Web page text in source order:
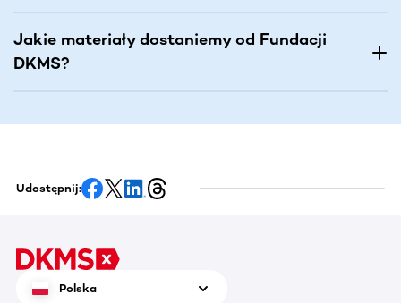
Jakie materiały dostaniemy od Fundacji
DKMS?
Udostępnij:
Polska